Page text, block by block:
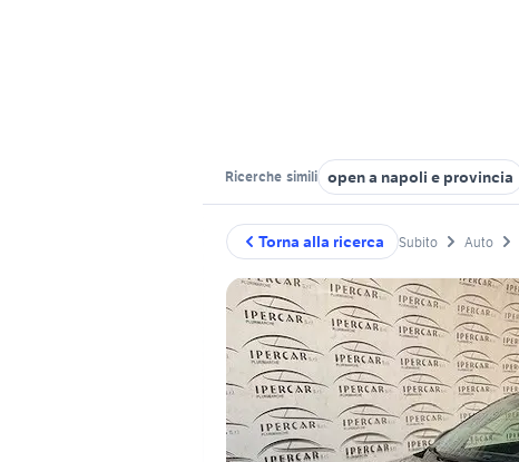
Ricerche simili open a napoli e provincia
Torna alla ricerca Subito Auto